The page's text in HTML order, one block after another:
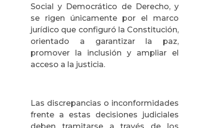
Social y Democrático de Derecho, y
se rigen únicamente por el marco
jurídico que configuró la Constitución,
orientado a garantizar la paz,
promover la inclusión y ampliar el
acceso a la justicia.
Las discrepancias o inconformidades
frente a estas decisiones judiciales
deben tramitarse a través de los